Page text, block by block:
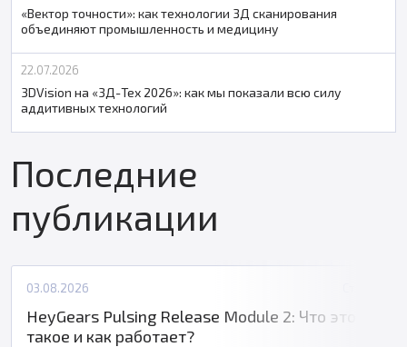
«Вектор точности»: как технологии 3Д сканирования
объединяют промышленность и медицину
22.07.2026
3DVision на «3Д-Тех 2026»: как мы показали всю силу
аддитивных технологий
Последние
публикации
03.08.2026
HeyGears Pulsing Release Module 2: Что это
такое и как работает?